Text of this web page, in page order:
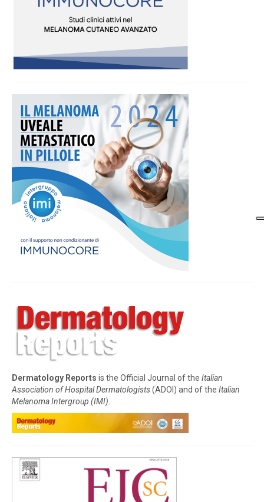
Dermatology Reports is the Official Journal of the Italian
Association of Hospital Dermatologists(ADOI) and of the Italian
Melanoma Intergroup (IMI).